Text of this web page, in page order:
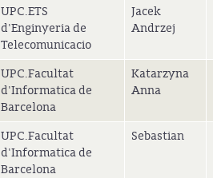
UPC.ETS
d'Enginyeria de
Telecomunicacio
Jacek
Andrzej
UPC.Facultat
d'Informatica de
Barcelona
Katarzyna
Anna
UPC.Facultat
d'Informatica de
Barcelona
Sebastian